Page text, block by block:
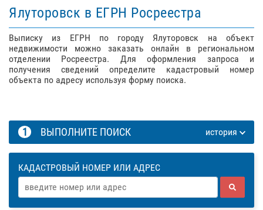
Ялуторовск в ЕГРН Росреестра
Выписку из ЕГРН по городу Ялуторовск на объект
недвижимости можно заказать онлайн в региональном
отделении Росреестра. Для оформления запроса и
получения сведений определите кадастровый номер
объекта по адресу используя форму поиска.
1 ВЫПОЛНИТЕ ПОИСК история
КАДАСТРОВЫЙ НОМЕР ИЛИ АДРЕС